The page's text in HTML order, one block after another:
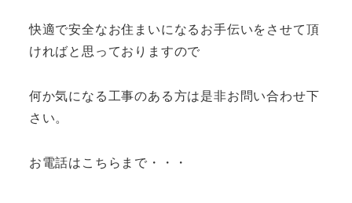
快適で安全なお住まいになるお手伝いをさせて頂
ければと思っておりますので
何か気になる工事のある方は是非お問い合わせ下
さい。
お電話はこちらまで・・・